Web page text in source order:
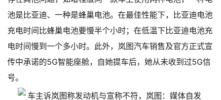
池是比亚迪、一种是蜂巢电池。在最佳性能下，比亚迪电池
充电时间比蜂巢电池要慢半个小时；在低温下比亚迪电池充
电时间慢到一个多小时。 此外，岚图汽车销售及官方正式宣
传中承诺的5G智能座舱，自她提车后，她从未收到过5G信
号。